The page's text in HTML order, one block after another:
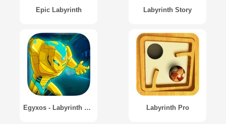
Epic Labyrinth Labyrinth Story
Egyxos - Labyrinth Run Labyrinth Pro